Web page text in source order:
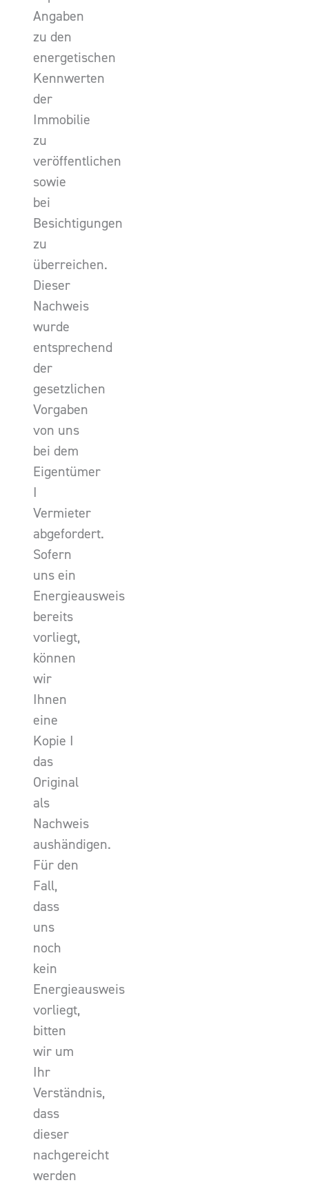
Angaben
zu den
energetischen
Kennwerten
der
Immobilie
zu
veröffentlichen
sowie
bei
Besichtigungen
zu
überreichen.
Dieser
Nachweis
wurde
entsprechend
der
gesetzlichen
Vorgaben
von uns
bei dem
Eigentümer
I
Vermieter
abgefordert.
Sofern
uns ein
Energieausweis
bereits
vorliegt,
können
wir
Ihnen
eine
Kopie I
das
Original
als
Nachweis
aushändigen.
Für den
Fall,
dass
uns
noch
kein
Energieausweis
vorliegt,
bitten
wir um
Ihr
Verständnis,
dass
dieser
nachgereicht
werden